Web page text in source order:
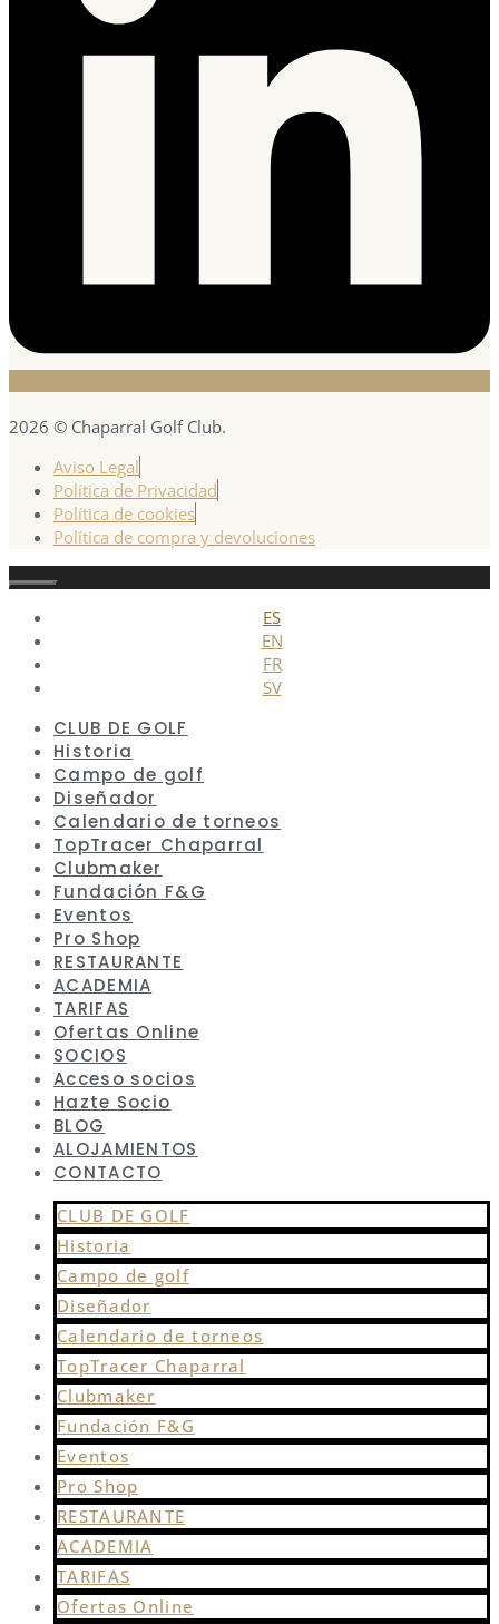
2026 © Chaparral Golf Club.
Aviso Legal
Política de Privacidad
Política de cookies
Política de compra y devoluciones
Cerrar
ES
EN
FR
SV
CLUB DE GOLF
Historia
Campo de golf
Diseñador
Calendario de torneos
TopTracer Chaparral
Clubmaker
Fundación F&G
Eventos
Pro Shop
RESTAURANTE
ACADEMIA
TARIFAS
Ofertas Online
SOCIOS
Acceso socios
Hazte Socio
BLOG
ALOJAMIENTOS
CONTACTO
CLUB DE GOLF
Historia
Campo de golf
Diseñador
Calendario de torneos
TopTracer Chaparral
Clubmaker
Fundación F&G
Eventos
Pro Shop
RESTAURANTE
ACADEMIA
TARIFAS
Ofertas Online